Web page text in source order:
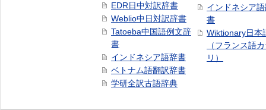
EDR日中対訳辞書
Weblio中日対訳辞書
Tatoeba中国語例文辞
書
インドネシア語辞書
ベトナム語翻訳辞書
学研全訳古語辞典
インドネシア
書
Wiktionary日本
（フランス語
リ）